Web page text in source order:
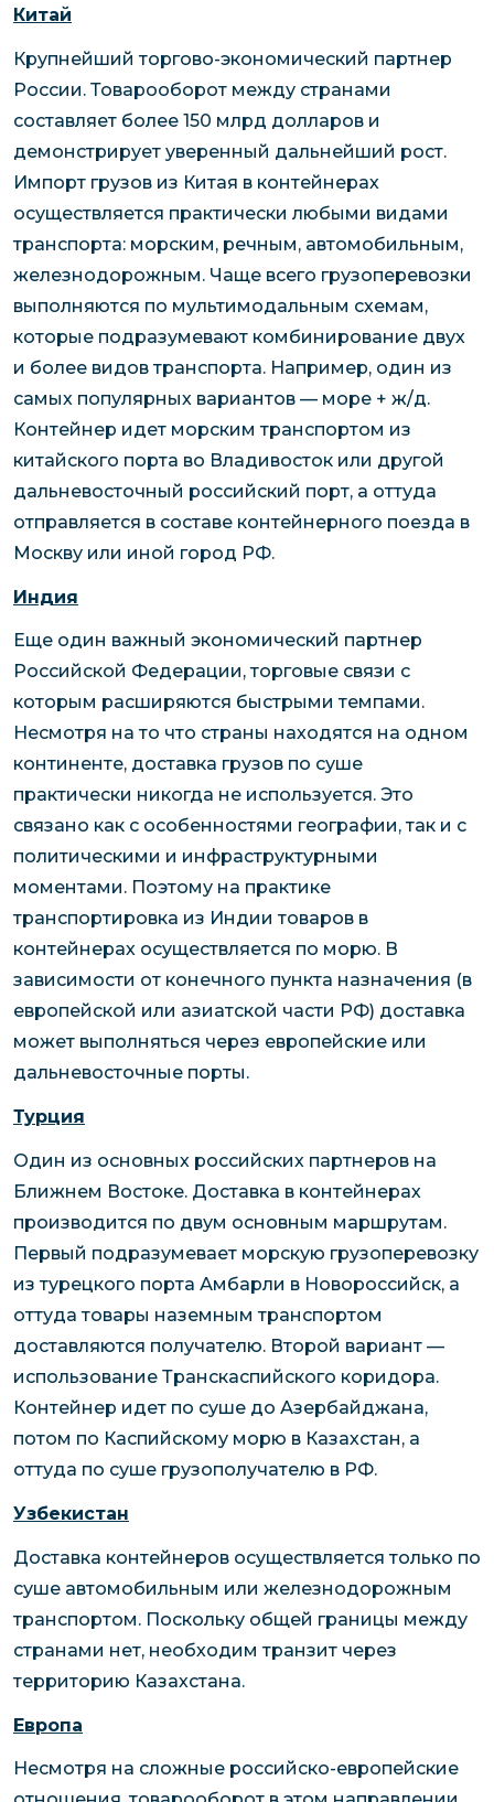
Китай
Крупнейший торгово-экономический партнер
России. Товарооборот между странами
составляет более 150 млрд долларов и
демонстрирует уверенный дальнейший рост.
Импорт грузов из Китая в контейнерах
осуществляется практически любыми видами
транспорта: морским, речным, автомобильным,
железнодорожным. Чаще всего грузоперевозки
выполняются по мультимодальным схемам,
которые подразумевают комбинирование двух
и более видов транспорта. Например, один из
самых популярных вариантов — море + ж/д.
Контейнер идет морским транспортом из
китайского порта во Владивосток или другой
дальневосточный российский порт, а оттуда
отправляется в составе контейнерного поезда в
Москву или иной город РФ.
Индия
Еще один важный экономический партнер
Российской Федерации, торговые связи с
которым расширяются быстрыми темпами.
Несмотря на то что страны находятся на одном
континенте, доставка грузов по суше
практически никогда не используется. Это
связано как с особенностями географии, так и с
политическими и инфраструктурными
моментами. Поэтому на практике
транспортировка из Индии товаров в
контейнерах осуществляется по морю. В
зависимости от конечного пункта назначения (в
европейской или азиатской части РФ) доставка
может выполняться через европейские или
дальневосточные порты.
Турция
Один из основных российских партнеров на
Ближнем Востоке. Доставка в контейнерах
производится по двум основным маршрутам.
Первый подразумевает морскую грузоперевозку
из турецкого порта Амбарли в Новороссийск, а
оттуда товары наземным транспортом
доставляются получателю. Второй вариант —
использование Транскаспийского коридора.
Контейнер идет по суше до Азербайджана,
потом по Каспийскому морю в Казахстан, а
оттуда по суше грузополучателю в РФ.
Узбекистан
Доставка контейнеров осуществляется только по
суше автомобильным или железнодорожным
транспортом. Поскольку общей границы между
странами нет, необходим транзит через
территорию Казахстана.
Европа
Несмотря на сложные российско-европейские